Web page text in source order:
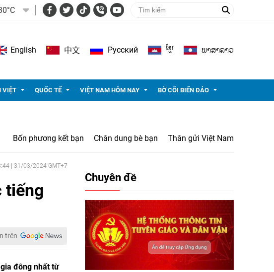
English 中文 Pусский ខ្មែរ ພາ​ສາ​ລາວ
VIỆT QUỐC TẾ VIỆT NAM HÔM NAY BỜ CÕI BIỂN ĐẢO
Bốn phương kết bạn Chân dung bè bạn Thân gửi Việt Nam
| 31/03/2024 GMT+7
tiếng
trên
đông nhất từ
Chuyên đề